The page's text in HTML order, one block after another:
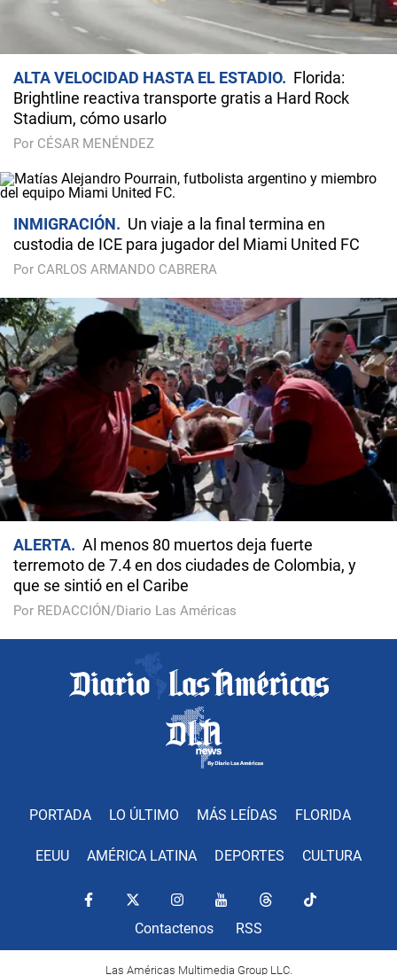
ALTA VELOCIDAD HASTA EL ESTADIO
Florida:
Brightline reactiva transporte gratis a Hard Rock
Stadium, cómo usarlo
Por CÉSAR MENÉNDEZ
INMIGRACIÓN
Un viaje a la final termina en
custodia de ICE para jugador del Miami United FC
Por CARLOS ARMANDO CABRERA
ALERTA
Al menos 80 muertos deja fuerte
terremoto de 7.4 en dos ciudades de Colombia, y
que se sintió en el Caribe
Por REDACCIÓN/Diario Las Américas
PORTADA LO ÚLTIMO MÁS LEÍDAS FLORIDA
EEUU AMÉRICA LATINA DEPORTES CULTURA
Contactenos RSS
Las Américas Multimedia Group LLC.